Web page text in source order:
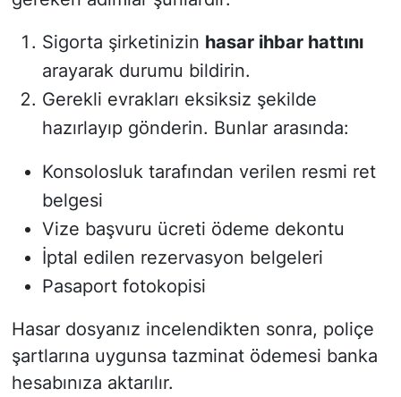
Sigorta şirketinizin hasar ihbar hattını
arayarak durumu bildirin.
Gerekli evrakları eksiksiz şekilde
hazırlayıp gönderin. Bunlar arasında:
Konsolosluk tarafından verilen resmi ret
belgesi
Vize başvuru ücreti ödeme dekontu
İptal edilen rezervasyon belgeleri
Pasaport fotokopisi
Hasar dosyanız incelendikten sonra, poliçe
şartlarına uygunsa tazminat ödemesi banka
hesabınıza aktarılır.